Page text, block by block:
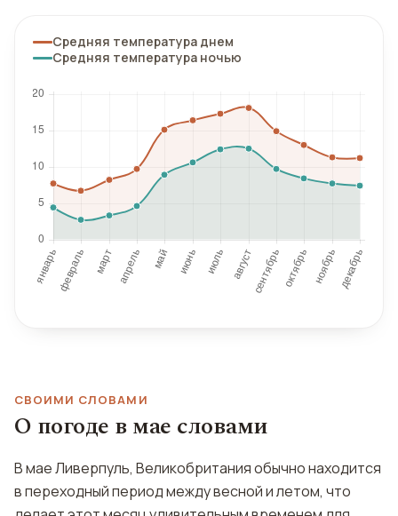
Средняя температура днем
Средняя температура ночью
СВОИМИ СЛОВАМИ
О погоде в мае словами
В мае Ливерпуль, Великобритания обычно находится
в переходный период между весной и летом, что